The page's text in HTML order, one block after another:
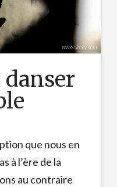
danser
que nous en
à l’ère de la
au contraire